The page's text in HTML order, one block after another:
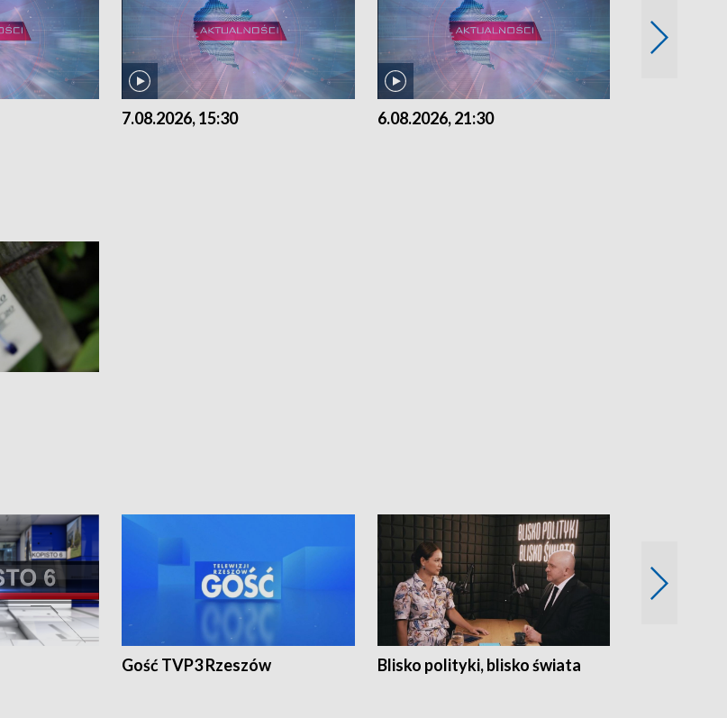
7.08.2026, 15:30 6.08.2026, 21:30
Gość TVP3 Rzeszów Blisko polityki, blisko świata